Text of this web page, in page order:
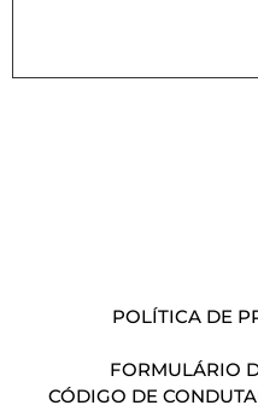
POLÍTICA DE
FORMULÁRIO
CÓDIGO DE CONDUTA